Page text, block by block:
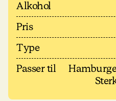
Alkohol
Pris
Type
Passer til